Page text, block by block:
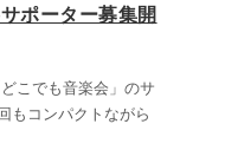
ポーター募集開
こでも音楽会」のサ
もコンパクトながら